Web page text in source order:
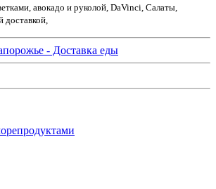
авокадо и руколой, DaVinci, Салаты,
доставкой,
- Доставка еды